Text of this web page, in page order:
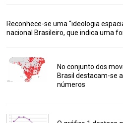
Reconhece-se uma “ideologia
nacional Brasileiro, que indica uma
No conjunto dos
Brasil destacam-se
números